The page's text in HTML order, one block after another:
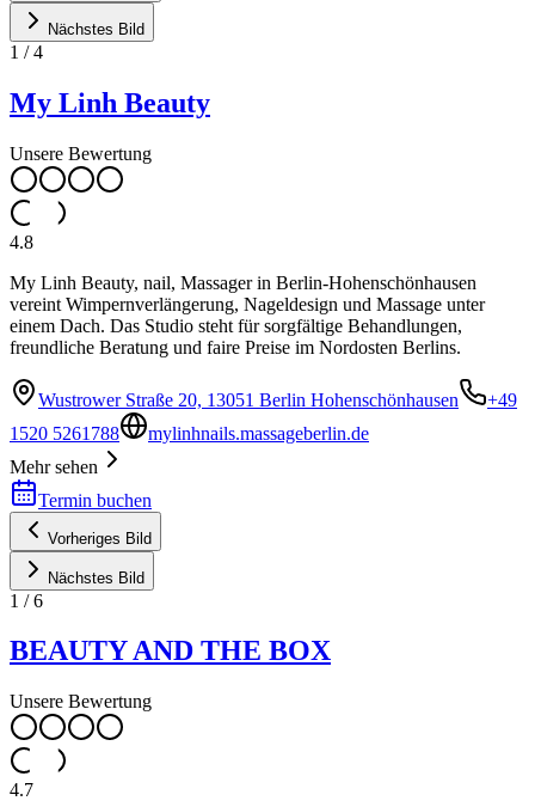
Nächstes Bild
1 /4
My Linh Beauty
Unsere Bewertung
4.8
My Linh Beauty, nail, Massager in Berlin-Hohenschönhausen
vereint Wimpernverlängerung, Nageldesign und Massage unter
einem Dach. Das Studio steht für sorgfältige Behandlungen,
freundliche Beratung und faire Preise im Nordosten Berlins.
Wustrower Straße 20, 13051 Berlin Hohenschönhausen
+49
1520 5261788
mylinhnails.massageberlin.de
Mehr sehen
Termin buchen
Vorheriges Bild
Nächstes Bild
1 /6
BEAUTY AND THE BOX
Unsere Bewertung
4.7